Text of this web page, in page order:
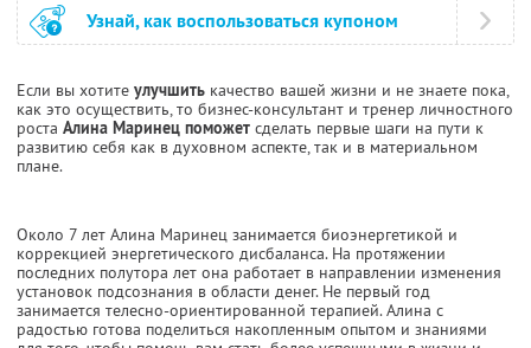
Узнай, как воспользоваться купоном
Если вы хотите улучшить качество вашей жизни и не знаете пока,
как это осуществить, то бизнес-консультант и тренер личностного
роста Алина Маринец поможет сделать первые шаги на пути к
развитию себя как в духовном аспекте, так и в материальном
плане.
Около 7 лет Алина Маринец занимается биоэнергетикой и
коррекцией энергетического дисбаланса. На протяжении
последних полутора лет она работает в направлении изменения
установок подсознания в области денег. Не первый год
занимается телесно-ориентированной терапией. Алина с
радостью готова поделиться накопленным опытом и знаниями